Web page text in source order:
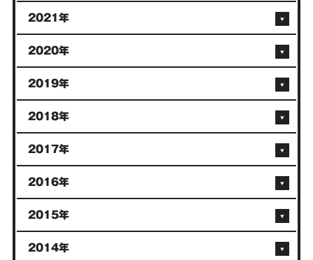
2021年
2020年
2019年
2018年
2017年
2016年
2015年
2014年